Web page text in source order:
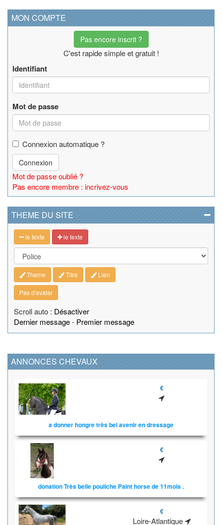
MON COMPTE
Pas encore inscrit ?
C'est rapide simple et gratuit !
Identifiant
Mot de passe
Connexion automatique ?
Connexion
Mot de passe oublié ?
Pas encore membre : incrivez-vous
THEME DU SITE
le texte le texte
Theme Titre Lien
Pas d'avatar
Scroll auto : Désactiver
Dernier message- Premier message
ANNONCES CHEVAUX
€
a donner hongre très bel avenir en dressage
€
donation Très belle pouliche Paint horse de 11mois .
€
Loire-Atlantique